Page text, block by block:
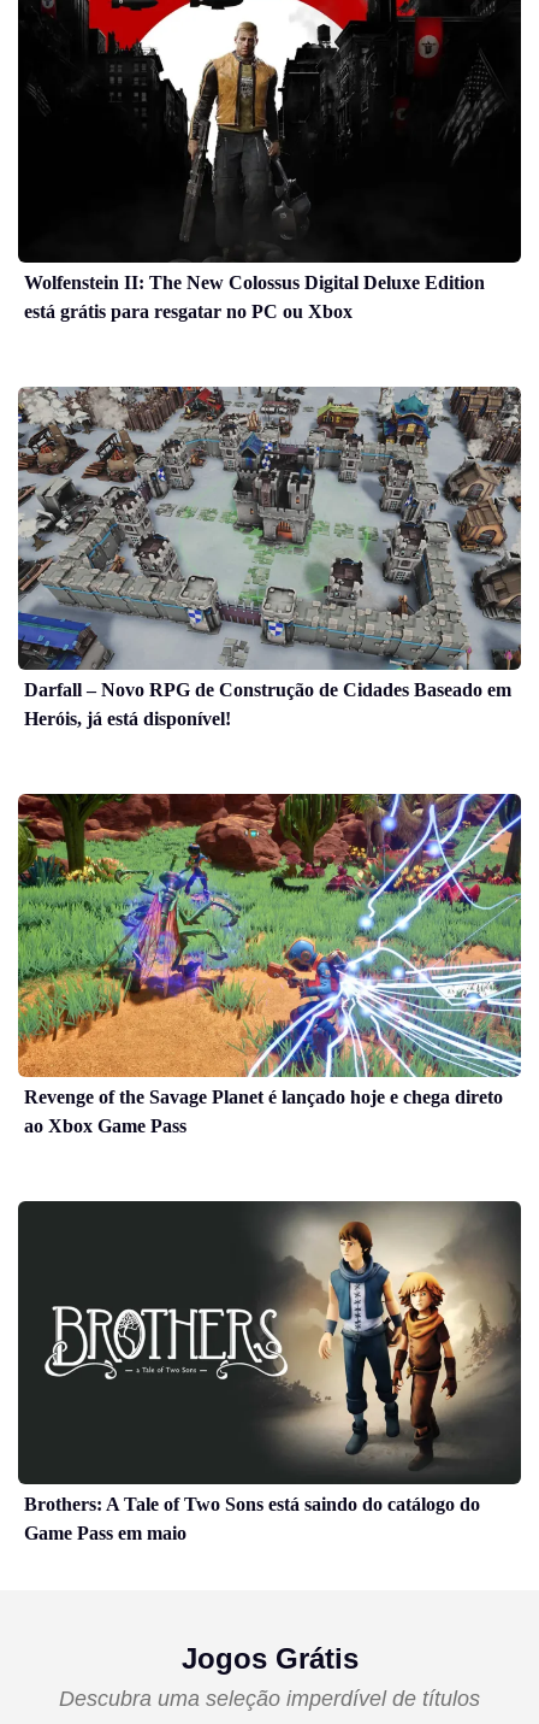
Wolfenstein II: The New Colossus Digital Deluxe Edition
está grátis para resgatar no PC ou Xbox
Darfall – Novo RPG de Construção de Cidades Baseado em
Heróis, já está disponível!
Revenge of the Savage Planet é lançado hoje e chega direto
ao Xbox Game Pass
Brothers: A Tale of Two Sons está saindo do catálogo do
Game Pass em maio
Jogos Grátis
Descubra uma seleção imperdível de títulos